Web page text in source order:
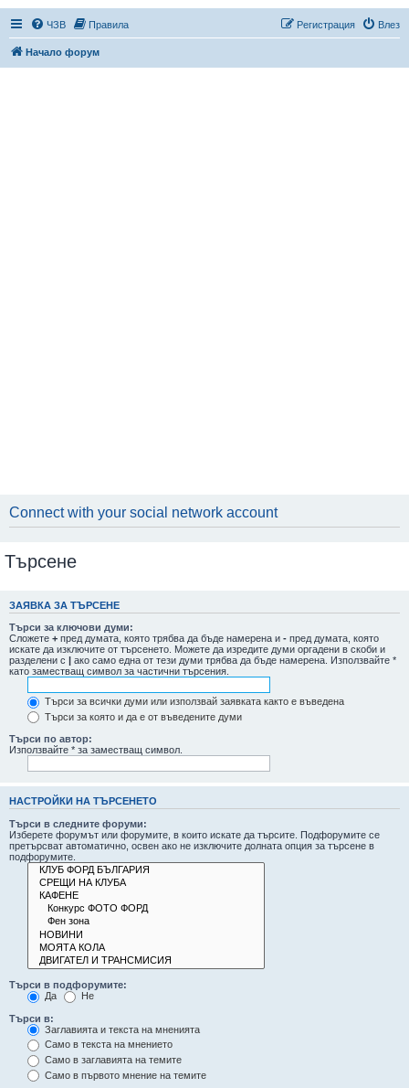
ЧЗВ Правила Влез
Регистрация
Начало форум
Connect with your social network account
Търсене
ЗАЯВКА ЗА ТЪРСЕНЕ
Търси за ключови думи:
Сложете + пред думата, която трябва да бъде намерена и - пред думата, която
искате да изключите от търсенето. Можете да изредите думи оргадени в скоби и
разделени с | ако само една от тези думи трябва да бъде намерена. Използвайте *
като заместващ символ за частични търсения.
Търси за всички думи или използвай заявката както е въведена
Търси за която и да е от въведените думи
Търси по автор:
Използвайте * за заместващ символ.
НАСТРОЙКИ НА ТЪРСЕНЕТО
Търси в следните форуми:
Изберете форумът или форумите, в които искате да търсите. Подфорумите се
претърсват автоматично, освен ако не изключите долната опция за търсене в
подфорумите.
Търси в подфорумите:
Да
Не
Търси в:
Заглавията и текста на мненията
Само в текста на мнението
Само в заглавията на темите
Само в първото мнение на темите